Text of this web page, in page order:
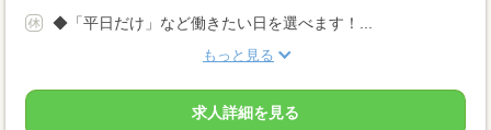
◆「平日だけ」など働きたい日を選べます！...
もっと見る
求人詳細を見る